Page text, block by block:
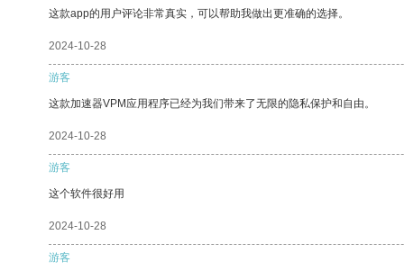
这款app的用户评论非常真实，可以帮助我做出更准确的选择。
2024-10-28
游客
这款加速器VPM应用程序已经为我们带来了无限的隐私保护和自由。
2024-10-28
游客
这个软件很好用
2024-10-28
游客